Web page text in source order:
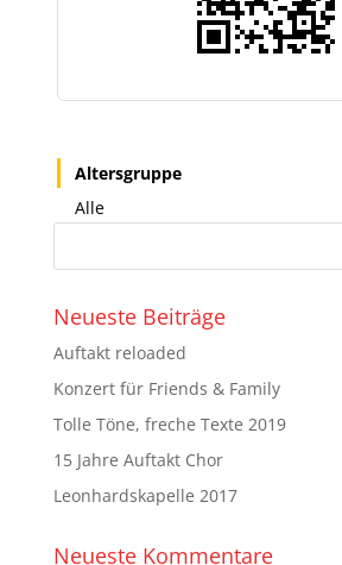
Altersgruppe
Alle
Neueste Beiträge
Auftakt reloaded
Konzert für Friends & Family
Tolle Töne, freche Texte 2019
15 Jahre Auftakt Chor
Leonhardskapelle 2017
Neueste Kommentare